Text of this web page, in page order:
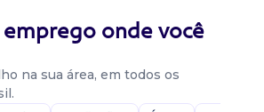
emprego onde você
na sua área, em todos os